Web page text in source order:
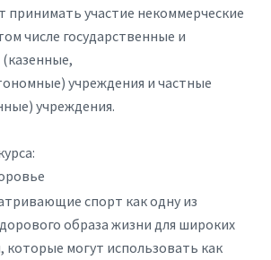
принимать участие некоммерческие
числе государственные и
учреждения и частные
учреждения.
спорт как одну из
образа жизни для широких
которые могут использовать как